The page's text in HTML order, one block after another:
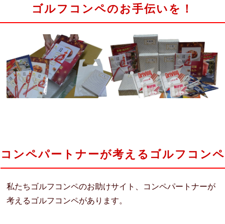
ゴルフコンペのお手伝いを！
コンペパートナーが考えるゴルフコンペ
私たちゴルフコンペのお助けサイト、コンペパートナーが
考えるゴルフコンペがあります。